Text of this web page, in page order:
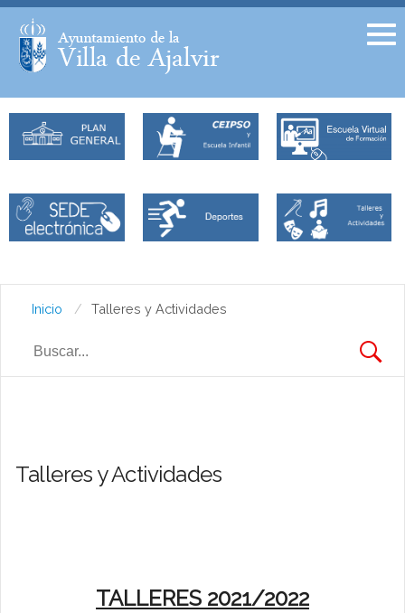
Facebook
Inicio Talleres y Actividades
Talleres y Actividades
TALLERES 2021/2022